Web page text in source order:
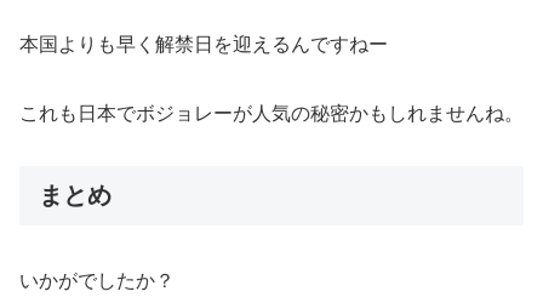
本国よりも早く解禁日を迎えるんですねー
これも日本でボジョレーが人気の秘密かもしれませんね。
まとめ
いかがでしたか？